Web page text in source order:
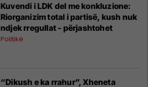
Kuvendi i LDK del me konkluzione:
Riorganizim total i partisë, kush nuk
ndjek rregullat - përjashtohet
Politikë
“Dikush e ka rrahur”, Xheneta